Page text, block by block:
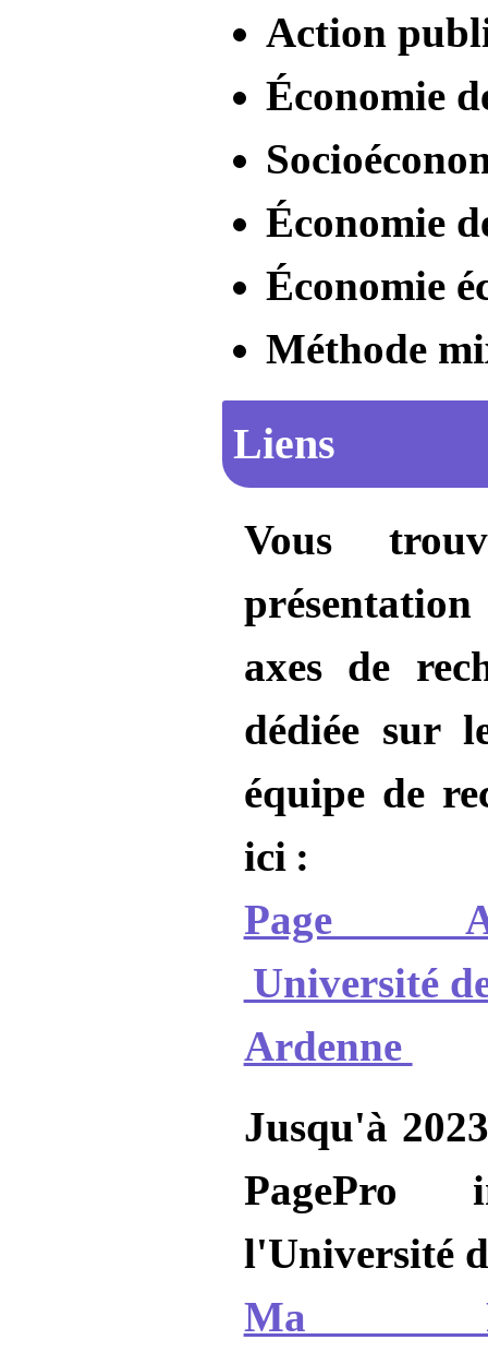
Action
Économie
Économie
Économie
Méthode
Liens
Vous
axes de
dédiée sur
équipe de
ici :
Page
Université
Ardenne
Jusqu'à
PagePro
l'Université
Ma